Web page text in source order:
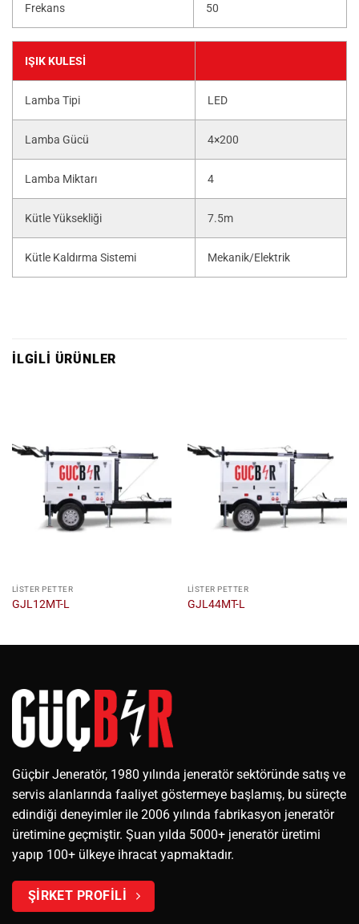
Frekans 50
IŞIK KULESİ
Lamba Tipi LED
Lamba Gücü 4×200
Lamba Miktarı 4
Kütle Yüksekliği 7.5m
Kütle Kaldırma Sistemi Mekanik/Elektrik
İLGILI ÜRÜNLER
LISTER PETTER
GJL12MT-L
LISTER PETTER
GJL44MT-L
Güçbir Jeneratör, 1980 yılında jeneratör sektöründe satış ve
servis alanlarında faaliyet göstermeye başlamış, bu süreçte
edindiği deneyimler ile 2006 yılında fabrikasyon jeneratör
üretimine geçmiştir. Şuan yılda 5000+ jeneratör üretimi
yapıp 100+ ülkeye ihracat yapmaktadır.
ŞİRKET PROFİLİ